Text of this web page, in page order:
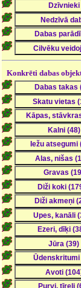
Konkrēti dabas